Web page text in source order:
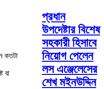
কতটা
বা
প্রধান
উপদেষ্টার বিশেষ
সহকারী হিসাবে
নিয়োগ পেলেন
লস এঞ্জেলেসের
শেখ মইনউদ্দিন